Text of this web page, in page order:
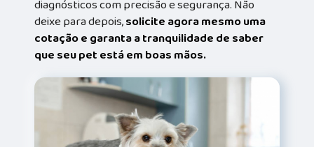
diagnósticos com precisão e segurança. Não
deixe para depois,solicite agora mesmo uma
cotação e garanta a tranquilidade de saber
que seu pet está em boas mãos.